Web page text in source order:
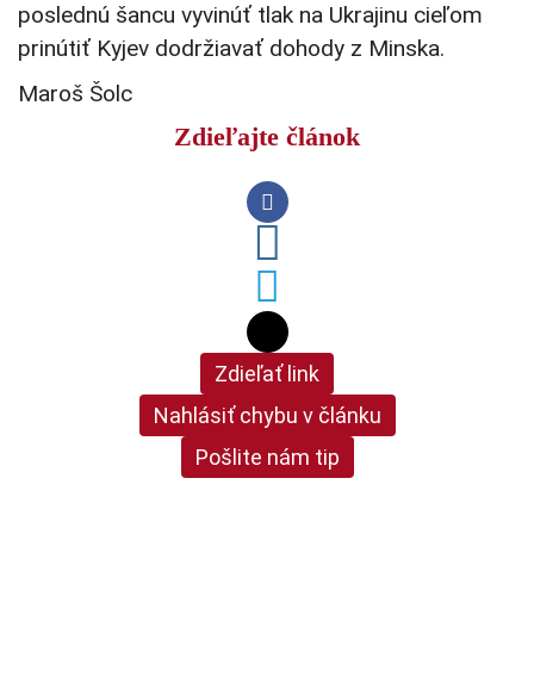
poslednú šancu vyvinúť tlak na Ukrajinu cieľom
prinútiť Kyjev dodržiavať dohody z Minska.
Maroš Šolc
Zdieľajte článok
Zdieľať link
Nahlásiť chybu v článku
Pošlite nám tip